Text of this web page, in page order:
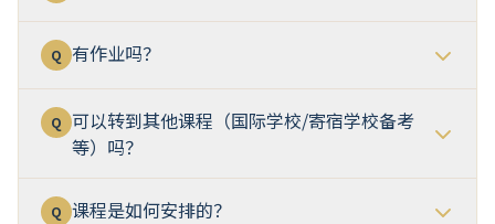
Q 有作业吗？
Q
可以转到其他课程（国际学校/寄宿学校备考
等）吗？
Q 课程是如何安排的？